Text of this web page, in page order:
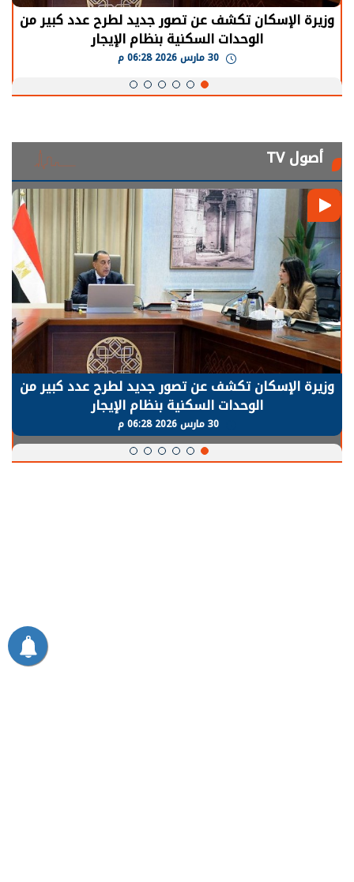
الرئيس السيسي: توقف الأنشطة في قطاع الطاقة
يحتاج إلى سنوات لعودة معدلات الإنتاج الطبيعية
أصول TV
الرئيس السيسي: توقف الأنشطة في قطاع الطاقة
يحتاج إلى سنوات لعودة معدلات الإنتاج الطبيعية